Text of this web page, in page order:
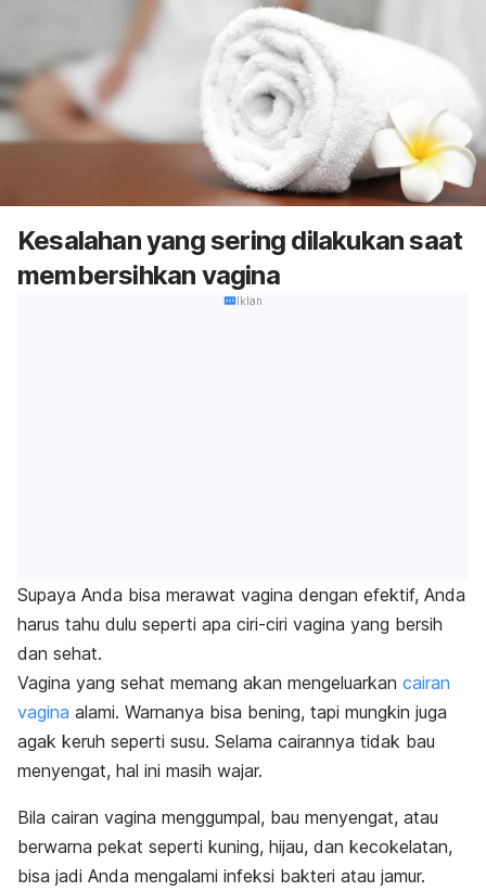
Kesalahan yang sering dilakukan saat
membersihkan vagina
Iklan
Supaya Anda bisa merawat vagina dengan efektif, Anda
harus tahu dulu seperti apa ciri-ciri vagina yang bersih
dan sehat.
Vagina yang sehat memang akan mengeluarkan cairan
vagina alami. Warnanya bisa bening, tapi mungkin juga
agak keruh seperti susu. Selama cairannya tidak bau
menyengat, hal ini masih wajar.
Bila cairan vagina menggumpal, bau menyengat, atau
berwarna pekat seperti kuning, hijau, dan kecokelatan,
bisa jadi Anda mengalami infeksi bakteri atau jamur.